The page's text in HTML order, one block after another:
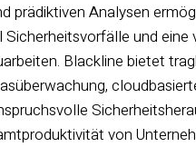
prädiktiven Analysen
und eine
Blackline bietet
von